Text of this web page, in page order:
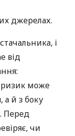
джерелах.
і
від
ризик може
й з боку
Перед
чи